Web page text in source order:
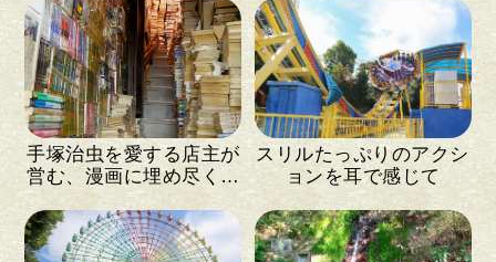
手塚治虫を愛する店主が
営む、漫画に埋め尽くさ
れた古書店
スリルたっぷりのアクシ
ョンを耳で感じて